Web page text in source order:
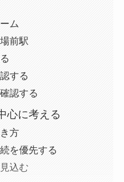
ム
前駅
する
認する
心に考える
方
を優先する
込む